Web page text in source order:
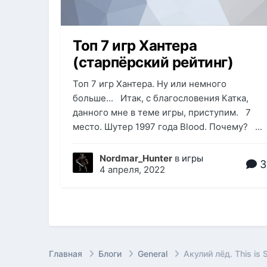
Топ 7 игр Хантера
(старпёрский рейтинг)
Топ 7 игр Хантера. Ну или немного
больше... Итак, с благословения Катка,
данного мне в теме игры, приступим. 7
место. Шутер 1997 года Blood. Почему? ...
Nordmar_Hunter в игры
4 апреля, 2022
3
Главная Блоги General Акулий лёд. This is